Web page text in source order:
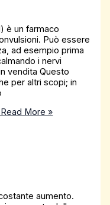
è un farmaco
Può essere
ad esempio prima
i nervi
vendita Questo
per altri scopi; in
Read More »
aumento.